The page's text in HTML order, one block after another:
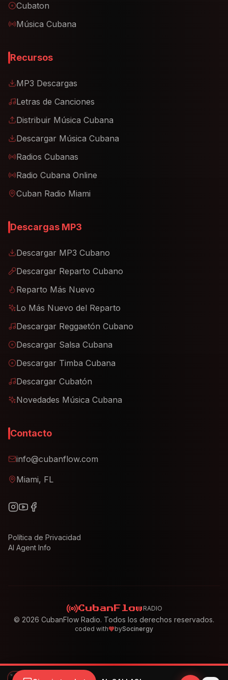
Cubaton
Música Cubana
Recursos
MP3 Descargas
Letras de Canciones
Distribuir Música Cubana
Descargar Música Cubana
Radios Cubanas
Radio Cubana Online
Cuban Radio Miami
Descargas MP3
Descargar MP3 Cubano
Descargar Reparto Cubano
Reparto Más Nuevo
Lo Más Nuevo del Reparto
Descargar Reggaetón Cubano
Descargar Salsa Cubana
Descargar Timba Cubana
Descargar Cubatón
Novedades Música Cubana
Contacto
info@cubanflow.com
Miami, FL
Política de Privacidad
AI Agent Info
CubanFlow RADIO
© 2026 CubanFlow Radio. Todos los derechos reservados.
coded with bySocinergy